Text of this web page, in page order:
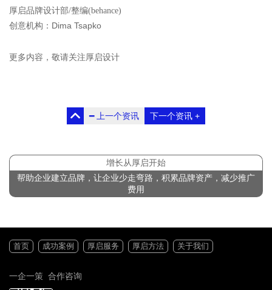
厚启品牌设计部/整编(behance)
创意机构： Dima Tsapko
更多内容，敬请关注厚启设计
━上一个资讯 下一个资讯 +
增长从厚启开始
帮助企业建立品牌，让企业少走弯路，积累品牌资产，减少推广
费用
首页 成功案例 厚启服务 厚启方法 关于我们
一企一策 合作咨询